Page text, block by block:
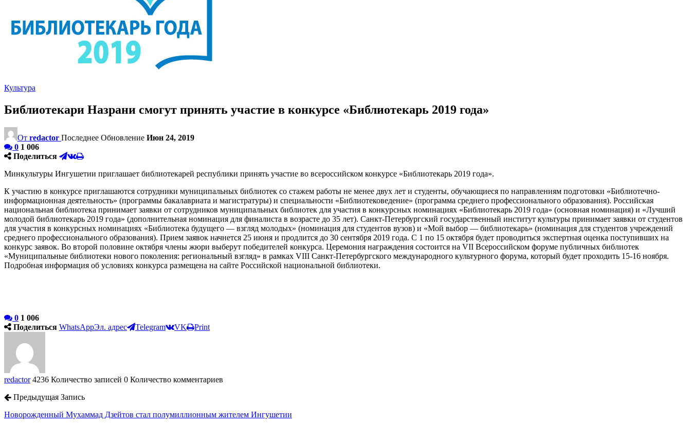
Культура
Библиотекари Назрани смогут принять участие в конкурсе «Библиотекарь 2019 года»
От redactor Последнее Обновление Июн 24, 2019
0 1 006
Поделиться
Минкультуры Ингушетии приглашает библиотекарей республики принять участие во всероссийском конкурсе «Библиотекарь 2019 года».
К участию в конкурсе приглашаются сотрудники муниципальных библиотек со стажем работы не менее двух лет и студенты, обучающиеся по направлениям подготовки «Библиотечно-
информационная деятельность» (программы бакалавриата и магистратуры) и специальности «Библиотековедение» (программа среднего профессионального образования). Российская
национальная библиотека принимает заявки от сотрудников муниципальных библиотек для участия в конкурсных номинациях «Библиотекарь 2019 года» (основная номинация) и «Лучший
молодой библиотекарь 2019 года» (дополнительная номинация для финалиста в возрасте до 35 лет). Санкт-Петербургский государственный институт культуры принимает заявки от студентов
для участия в конкурсных номинациях «Библиотека будущего — взгляд молодых» (номинация для студентов вузов) и «Мой выбор — библиотекарь» (номинация для студентов учреждений
среднего профессионального образования). Прием заявок начнется 25 июня и продлится до 30 сентября 2019 года. С 1 по 15 октября будет проводиться экспертная оценка поступивших на
конкурс заявок. Во второй половине октября члены жюри выберут победителей конкурса. Церемония награждения состоится на VII Всероссийском форуме публичных библиотек
«Муниципальные библиотеки нового поколения: региональный взгляд» в рамках VIII Санкт-Петербургского международного культурного форума, который будет проходить 15-16 ноября.
Подробная информация об условиях конкурса размещена на сайте Российской национальной библиотеки.
0 1 006
Поделиться WhatsAppЭл. адрес Telegram VK Print
redactor 4236 Количество записей 0 Количество комментариев
Предыдущая Запись
Новорожденный Мухаммад Дзейтов стал полумиллионным жителем Ингушетии